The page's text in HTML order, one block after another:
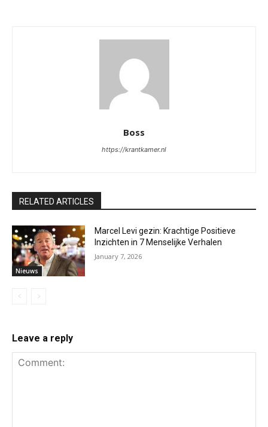
Boss
https://krantkamer.nl
RELATED ARTICLES
Nieuws
Marcel Levi gezin: Krachtige Positieve
Inzichten in 7 Menselijke Verhalen
January 7, 2026
Leave a reply